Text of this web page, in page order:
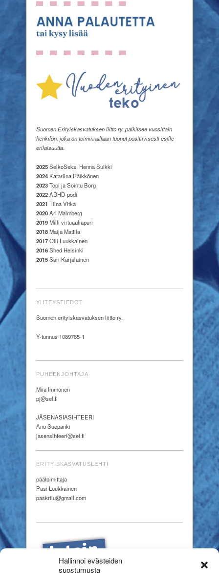
Hallinnoi evästeiden
suostumusta
Suomen Erityiskasvatuksen liitto ry. palkitsee vuosittain
henkilön, joka on toiminnallaan tuonut positiivisesti esille
erilaisuutta.
2025SelkoSeks, Henna Suikki
2024 Katariina Räikkönen
2023Topi ja Sointu Borg
2022ADHD-podi
2021 Tiina Vitka
2020Ari Malmberg
2019Milli virtuaaliapuri
2018Maija Mattila
2017Olli Luukkainen
2016Shed Helsinki
2015Sari Karjalainen
YHTEYSTIEDOT
Suomen erityiskasvatuksen liitto ry.
Y-tunnus 1089785-1
PUHEENJOHTAJA
Miia Immonen
pj@sel.fi
JÄSENASIASIHTEERI
Anu Suopanki
jasensihteeri@sel.fi
ERITYISKASVATUSLEHTI
päätoimittaja
Pasi Luukkainen
paskrilu@gmail.com